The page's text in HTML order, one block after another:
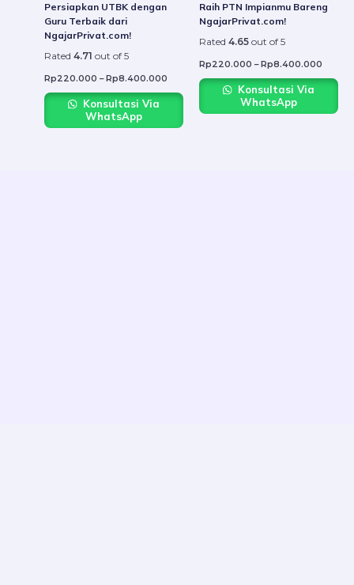
Persiapkan UTBK dengan
Guru Terbaik dari
NgajarPrivat.com!
Rated 4.71 out of 5
Rp220.000 – Rp8.400.000
product
Konsultasi Via
WhatsApp
Raih PTN Impianmu Bareng
NgajarPrivat.com!
Rated 4.65 out of 5
Rp220.000 – Rp8.400.000
the
Konsultasi Via
WhatsApp